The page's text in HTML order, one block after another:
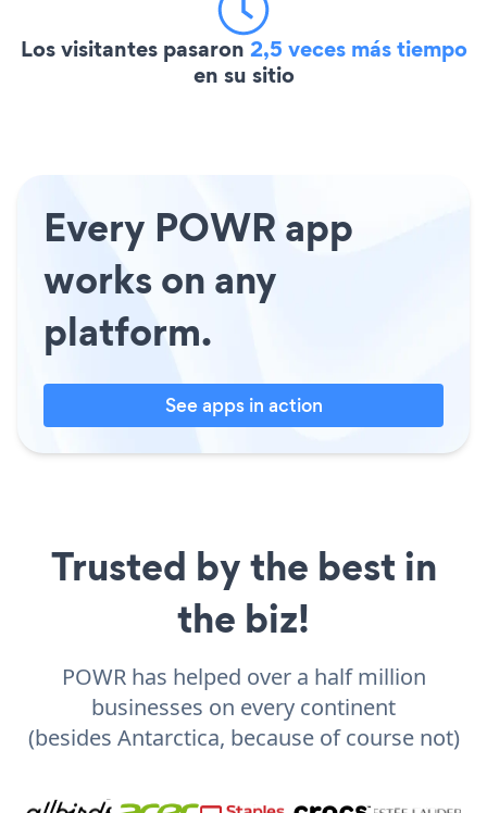
Los visitantes pasaron 2,5 veces más tiempo
en su sitio
Every POWR app
works on any
platform.
See apps in action
Trusted by the best in
the biz!
POWR has helped over a half million
businesses on every continent
(besides Antarctica, because of course not)